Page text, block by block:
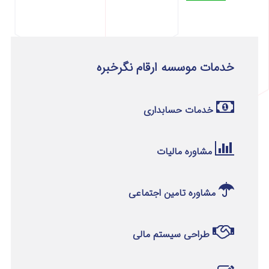
خدمات موسسه ارقام نگرخبره
خدمات حسابداری
مشاوره مالیات
مشاوره تامین اجتماعی
طراحی سیستم مالی